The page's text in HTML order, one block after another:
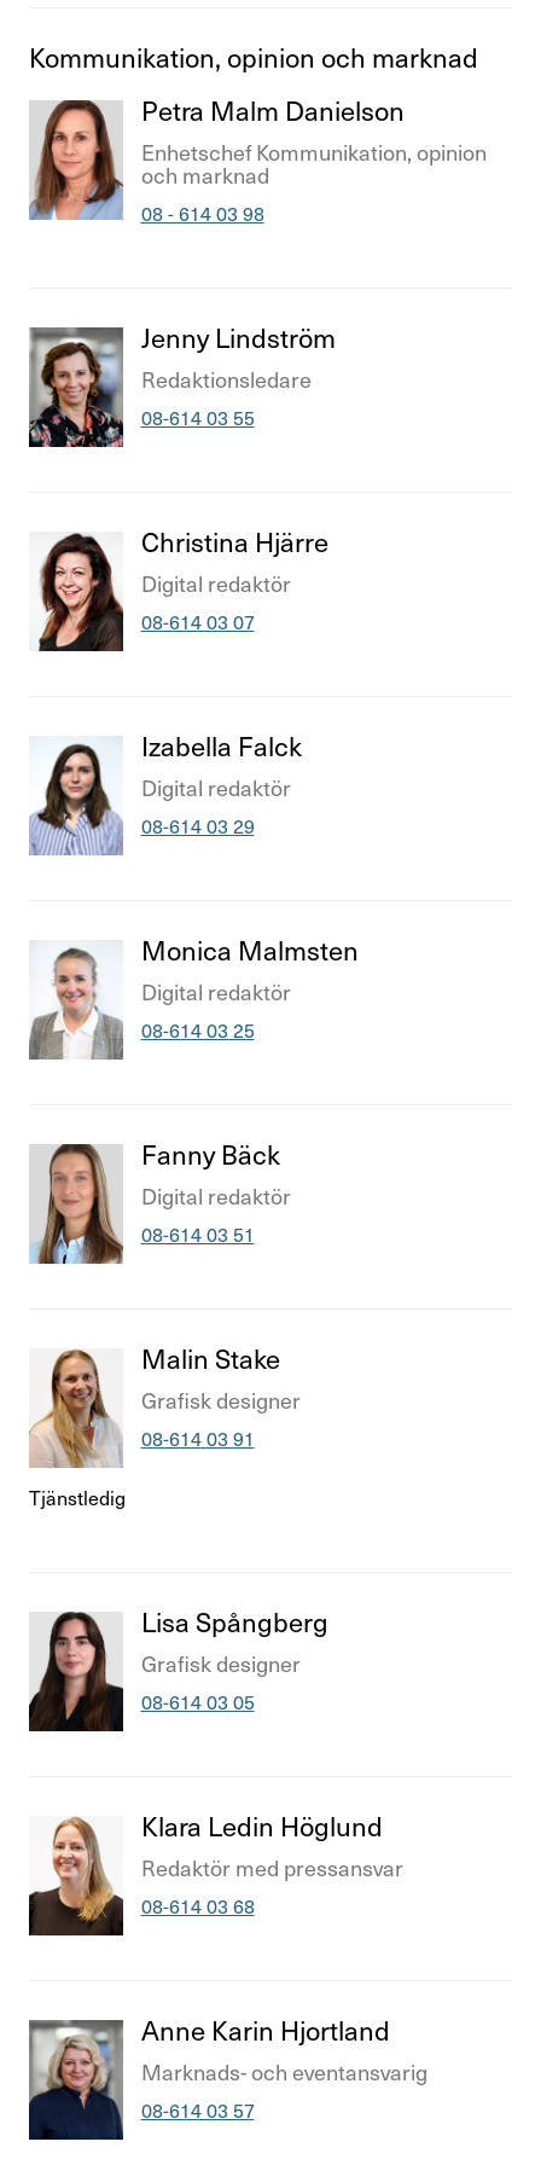
Kommu­ni­ka­tion, opinion och marknad
Titel
Petra Malm Dani­elson
Titel
Enhets­chef Kommu­ni­ka­tion, opinion
och marknad
Telefonnummer
08 - 614 03 98
Titel
Jenny Lind­ström
Titel
Redak­tions­le­dare
Telefonnummer
08-614 03 55
Titel
Christina Hjärre
Titel
Digital redaktör
Telefonnummer
08-614 03 07
Titel
Izabella Falck
Titel
Digital redaktör
Telefonnummer
08-614 03 29
Titel
Monica Malm­sten
Titel
Digital redaktör
Telefonnummer
08-614 03 25
Titel
Fanny Bäck
Titel
Digital redaktör
Telefonnummer
08-614 03 51
Titel
Malin Stake
Titel
Grafisk designer
Telefonnummer
08-614 03 91
Tjänstledig
Titel
Lisa Spång­berg
Titel
Grafisk designer
Telefonnummer
08-614 03 05
Titel
Klara Ledin Höglund
Titel
Redaktör med press­an­svar
Telefonnummer
08-614 03 68
Titel
Anne Karin Hjort­land
Titel
Mark­nads- och even­t­an­svarig
Telefonnummer
08-614 03 57